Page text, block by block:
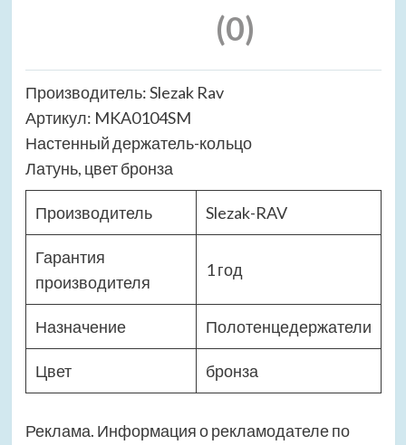
(0)
Производитель: Slezak Rav
Артикул: MKA0104SM
Настенный держатель-кольцо
Латунь, цвет бронза
Производитель Slezak-RAV
Гарантия
производителя
1 год
Назначение Полотенцедержатели
Цвет бронза
Реклама. Информация о рекламодателе по